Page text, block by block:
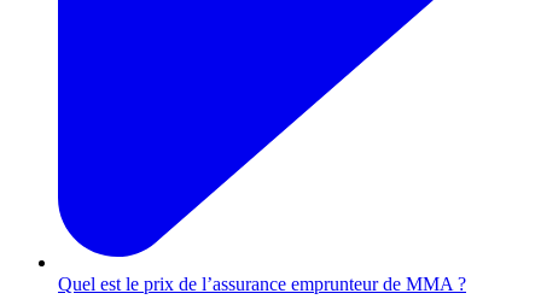
Quel est le prix de l’assurance emprunteur de MMA ?